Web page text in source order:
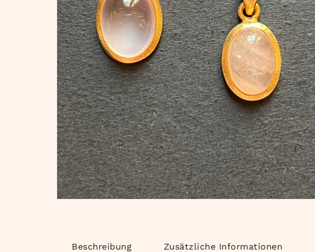
Beschreibung Zusätzliche Informationen